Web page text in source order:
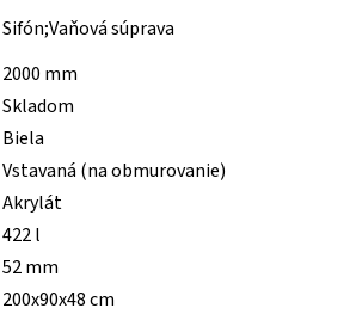
Sifón;Vaňová súprava
2000 mm
Skladom
Biela
Vstavaná (na obmurovanie)
Akrylát
422 l
52 mm
200x90x48 cm